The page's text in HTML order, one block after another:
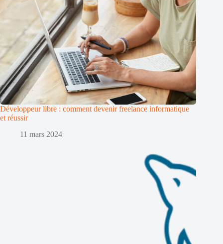
Développeur libre : comment devenir freelance informatique
et réussir
11 mars 2024